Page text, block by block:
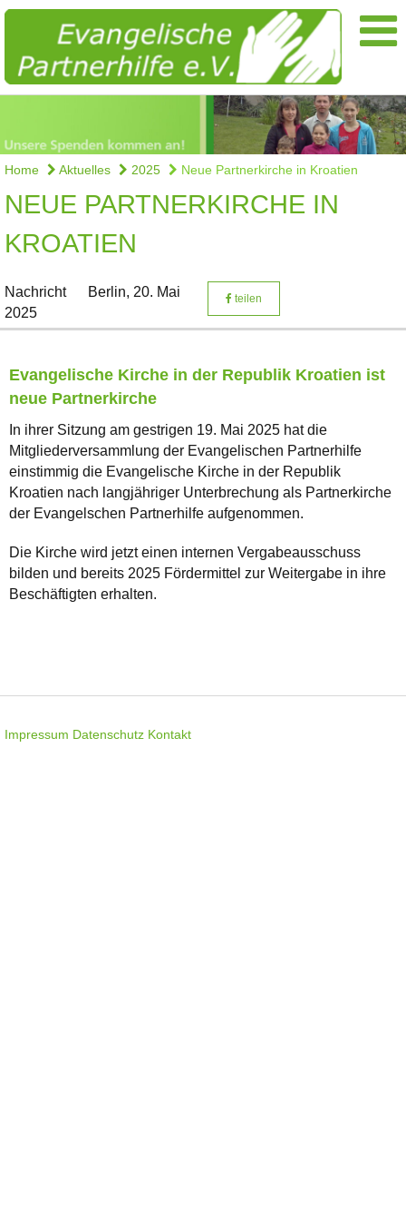
Home Aktuelles 2025 Neue Partnerkirche in Kroatien
NEUE PARTNERKIRCHE IN
KROATIEN
Nachricht Berlin, 20. Mai
2025
teilen
Evangelische Kirche in der Republik Kroatien ist
neue Partnerkirche
In ihrer Sitzung am gestrigen 19. Mai 2025 hat die
Mitgliederversammlung der Evangelischen Partnerhilfe
einstimmig die Evangelische Kirche in der Republik
Kroatien nach langjähriger Unterbrechung als Partnerkirche
der Evangelschen Partnerhilfe aufgenommen.
Die Kirche wird jetzt einen internen Vergabeausschuss
bilden und bereits 2025 Fördermittel zur Weitergabe in ihre
Beschäftigten erhalten.
Impressum Datenschutz Kontakt